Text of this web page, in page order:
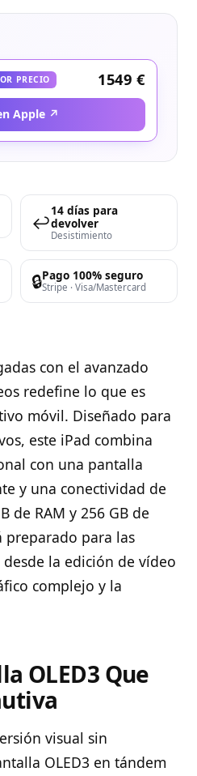
PRECIO 1549 €
Apple ↗
↩️
14 días para
devolver
Desistimiento
🔒Pago 100% seguro
Stripe · Visa/Mastercard
con el avanzado
redefine lo que es
móvil. Diseñado para
este iPad combina
con una pantalla
y una conectividad de
de RAM y 256 GB de
preparado para las
la edición de vídeo
complejo y la
OLED3 Que
visual sin
OLED3 en tándem